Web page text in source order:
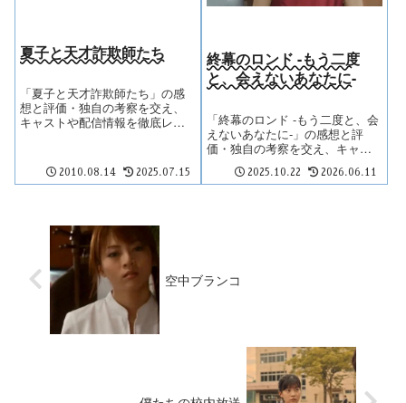
夏子と天才詐欺師たち
「夏子と天才詐欺師たち」の感
想と評価・独自の考察を交え、
キャストや配信情報を徹底レビ
2010.08.14 2025.07.15
終幕のロンド -もう二度
と、会えないあなたに-
「終幕のロンド -もう二度と、会
えないあなたに-」の感想と評
価・独自の考察を交え、キャス
2025.10.22 2026.06.11
空中ブランコ